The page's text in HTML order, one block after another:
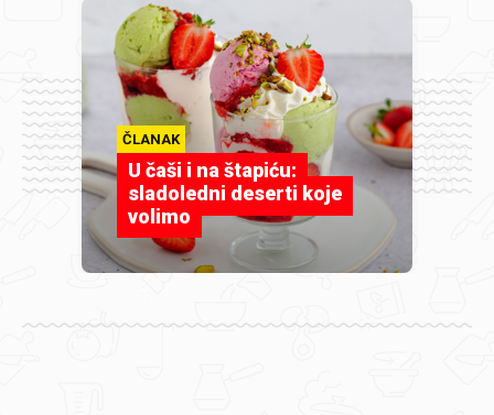
ČLANAK
U čaši i na štapiću:
sladoledni deserti koje
volimo